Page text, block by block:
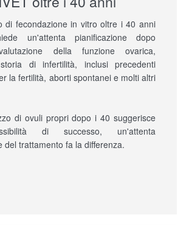
di fecondazione in vitro oltre i 40 anni
un'attenta pianificazione dopo
della funzione ovarica,
di infertilità, inclusi precedenti
la fertilità, aborti spontanei e molti altri
di ovuli propri dopo i 40 suggerisce
di successo, un'attenta
del trattamento fa la differenza.